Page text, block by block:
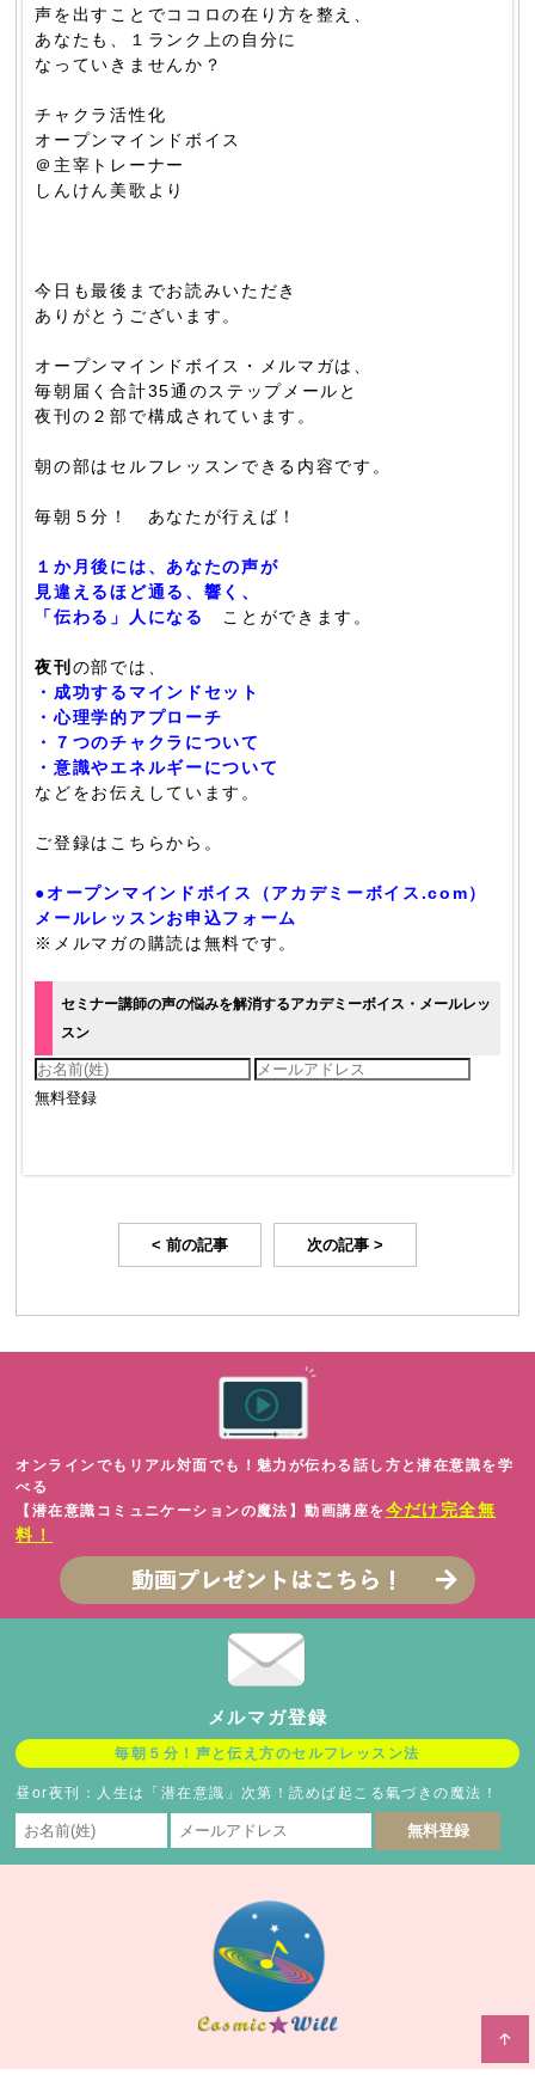
声を出すことでココロの在り方を整え、
あなたも、１ランク上の自分に
なっていきませんか？
チャクラ活性化
オープンマインドボイス
＠主宰トレーナー
しんけん美歌より
今日も最後までお読みいただき
ありがとうございます。
オープンマインドボイス・メルマガは、
毎朝届く合計35通のステップメールと
夜刊の２部で構成されています。
朝の部はセルフレッスンできる内容です。
毎朝５分！ あなたが行えば！
１か月後には、あなたの声が
見違えるほど通る、響く、
「伝わる」人になる
ことができます。
夜刊 の部では、
・成功するマインドセット
・心理学的アプローチ
・７つのチャクラについて
・意識やエネルギーについて
などをお伝えしています。
ご登録はこちらから。
●オープンマインドボイス（アカデミーボイス.com）
メールレッスンお申込フォーム
※メルマガの購読は無料です。
セミナー講師の声の悩みを解消するアカデミーボイス・メールレッ
スン
< 前の記事 次の記事 >
オンラインでもリアル対面でも！魅力が伝わる話し方と潜在意識を学
べる
【潜在意識コミュニケーションの魔法】動画講座を今だけ完全無
料！
メルマガ登録
毎朝５分！声と伝え方のセルフレッスン法
昼or夜刊：人生は「潜在意識」次第！読めば起こる氣づきの魔法！